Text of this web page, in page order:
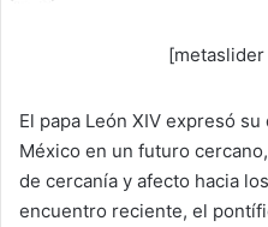
El papa León XIV expresó
México en un futuro
de cercanía y afecto hacia
encuentro reciente, el